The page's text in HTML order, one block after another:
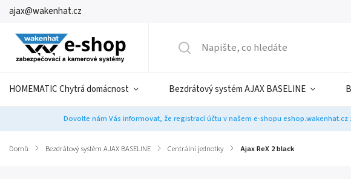
ajax@wakenhat.cz
HOMEMATIC Chytrá domácnost Bezdrátový systém AJAX BASELINE
Dovolte nám Vás informovat, že registrací účtu v našem e-shopu eshop.wakenhat.cz
Domů / Bezdrátový systém AJAX BASELINE / Centrální jednotky / Ajax ReX 2 black